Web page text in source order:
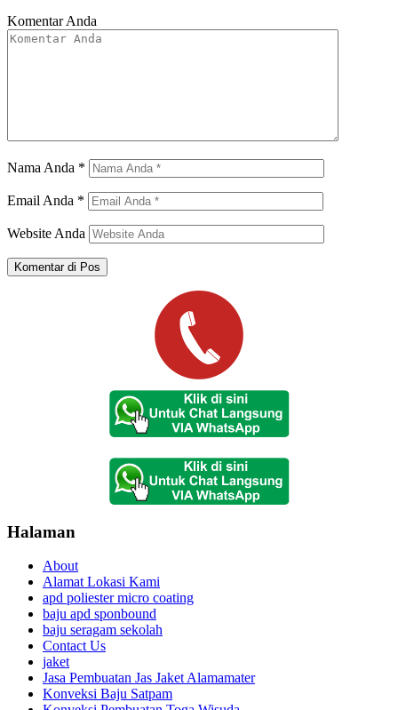
Komentar Anda
Nama Anda *
Email Anda *
Website Anda
Halaman
About
Alamat Lokasi Kami
apd poliester micro coating
baju apd sponbound
baju seragam sekolah
Contact Us
jaket
Jasa Pembuatan Jas Jaket Alamamater
Konveksi Baju Satpam